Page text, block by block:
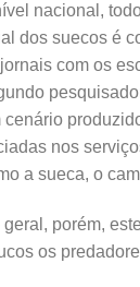
nacional,
dos suecos é
com os
cenário
nos
a sueca, o
geral, porém,
os